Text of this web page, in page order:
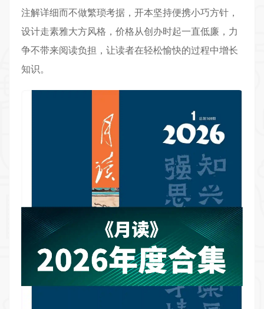
注解详细而不做繁琐考据，开本坚持便携小巧方针，
设计走素雅大方风格，价格从创办时起一直低廉，力
争不带来阅读负担，让读者在轻松愉快的过程中增长
知识。